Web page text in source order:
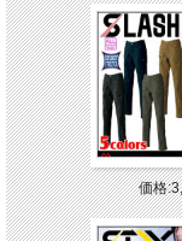
価格